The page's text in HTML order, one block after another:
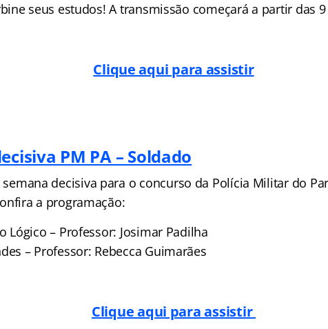
seus estudos! A transmissão começará a partir das
Clique aqui para assistir
PM PA – Soldado
decisiva para o concurso da Polícia Militar do
a programação:
Lógico – Professor: Josimar Padilha
– Professor: Rebecca Guimarães
Clique aqui para assistir